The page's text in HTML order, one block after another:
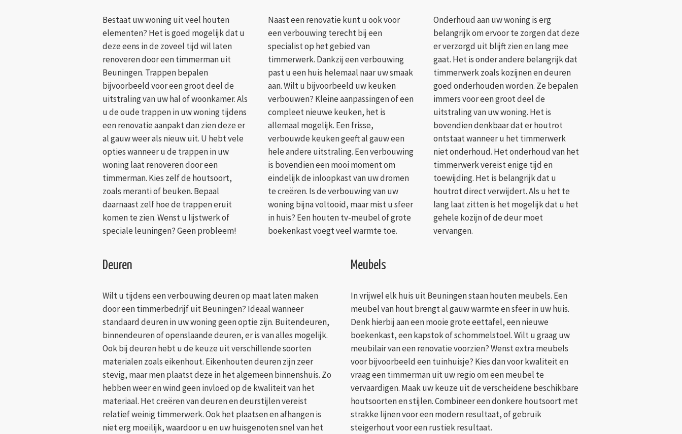
Bestaat uw woning uit veel houten
elementen? Het is goed mogelijk dat u
deze eens in de zoveel tijd wil laten
renoveren door een timmerman uit
Beuningen. Trappen bepalen
bijvoorbeeld voor een groot deel de
uitstraling van uw hal of woonkamer. Als
u de oude trappen in uw woning tijdens
een renovatie aanpakt dan zien deze er
al gauw weer als nieuw uit. U hebt vele
opties wanneer u de trappen in uw
woning laat renoveren door een
timmerman. Kies zelf de houtsoort,
zoals meranti of beuken. Bepaal
daarnaast zelf hoe de trappen eruit
komen te zien. Wenst u lijstwerk of
speciale leuningen? Geen probleem!
Naast een renovatie kunt u ook voor
een verbouwing terecht bij een
specialist op het gebied van
timmerwerk. Dankzij een verbouwing
past u een huis helemaal naar uw smaak
aan. Wilt u bijvoorbeeld uw keuken
verbouwen? Kleine aanpassingen of een
compleet nieuwe keuken, het is
allemaal mogelijk. Een frisse,
verbouwde keuken geeft al gauw een
hele andere uitstraling. Een verbouwing
is bovendien een mooi moment om
eindelijk de inloopkast van uw dromen
te creëren. Is de verbouwing van uw
woning bijna voltooid, maar mist u sfeer
in huis? Een houten tv-meubel of grote
boekenkast voegt veel warmte toe.
Onderhoud aan uw woning is erg
belangrijk om ervoor te zorgen dat deze
er verzorgd uit blijft zien en lang mee
gaat. Het is onder andere belangrijk dat
timmerwerk zoals kozijnen en deuren
goed onderhouden worden. Ze bepalen
immers voor een groot deel de
uitstraling van uw woning. Het is
bovendien denkbaar dat er houtrot
ontstaat wanneer u het timmerwerk
niet onderhoud. Het onderhoud van het
timmerwerk vereist enige tijd en
toewijding. Het is belangrijk dat u
houtrot direct verwijdert. Als u het te
lang laat zitten is het mogelijk dat u het
gehele kozijn of de deur moet
vervangen.
Deuren
Wilt u tijdens een verbouwing deuren op maat laten maken
door een timmerbedrijf uit Beuningen? Ideaal wanneer
standaard deuren in uw woning geen optie zijn. Buitendeuren,
binnendeuren of openslaande deuren, er is van alles mogelijk.
Ook bij deuren hebt u de keuze uit verschillende soorten
materialen zoals eikenhout. Eikenhouten deuren zijn zeer
stevig, maar men plaatst deze in het algemeen binnenshuis. Zo
hebben weer en wind geen invloed op de kwaliteit van het
materiaal. Het creëren van deuren en deurstijlen vereist
relatief weinig timmerwerk. Ook het plaatsen en afhangen is
niet erg moeilijk, waardoor u en uw huisgenoten snel van het
Meubels
In vrijwel elk huis uit Beuningen staan houten meubels. Een
meubel van hout brengt al gauw warmte en sfeer in uw huis.
Denk hierbij aan een mooie grote eettafel, een nieuwe
boekenkast, een kapstok of schommelstoel. Wilt u graag uw
meubilair van een renovatie voorzien? Wenst extra meubels
voor bijvoorbeeld een tuinhuisje? Kies dan voor kwaliteit en
vraag een timmerman uit uw regio om een meubel te
vervaardigen. Maak uw keuze uit de verscheidene beschikbare
houtsoorten en stijlen. Combineer een donkere houtsoort met
strakke lijnen voor een modern resultaat, of gebruik
steigerhout voor een rustiek resultaat.